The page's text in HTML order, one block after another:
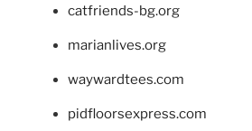
catfriends-bg.org
marianlives.org
waywardtees.com
pidfloorsexpress.com